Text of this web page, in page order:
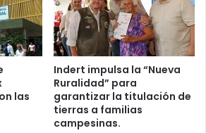
las
Indert impulsa la “Nueva
Ruralidad” para
garantizar la titulación de
tierras a familias
campesinas.